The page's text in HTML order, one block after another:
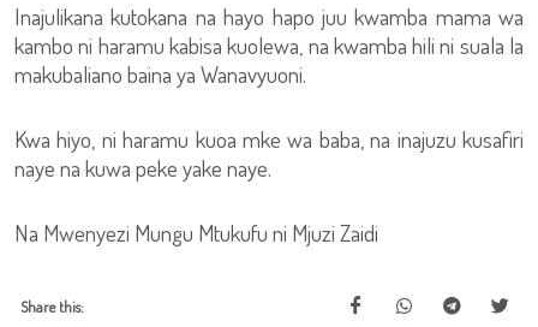
Inajulikana kutokana na hayo hapo juu kwamba mama wa
kambo ni haramu kabisa kuolewa, na kwamba hili ni suala la
makubaliano baina ya Wanavyuoni.
Kwa hiyo, ni haramu kuoa mke wa baba, na inajuzu kusafiri
naye na kuwa peke yake naye.
Na Mwenyezi Mungu Mtukufu ni Mjuzi Zaidi
Share this: